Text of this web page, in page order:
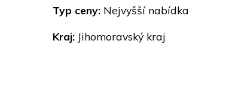
Typ ceny: Nejvyšší nabídka
Kraj: Jihomoravský kraj